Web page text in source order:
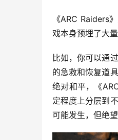
《ARC Raiders
戏本身预埋了大
比如，你可以通
的急救和恢复道
绝对和平，《
定程度上分层到
可能发生，但绝